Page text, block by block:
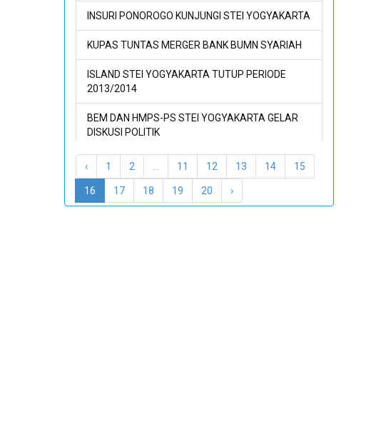
INSURI PONOROGO KUNJUNGI STEI YOGYAKARTA
KUPAS TUNTAS MERGER BANK BUMN SYARIAH
ISLAND STEI YOGYAKARTA TUTUP PERIODE
2013/2014
BEM DAN HMPS-PS STEI YOGYAKARTA GELAR
DISKUSI POLITIK
BEM DAN HMPS-PS STEI YOGYAKARTA GELAR
DISKUSI POLITIK
‹ 1 2 11 12 13 14 15
16 17 18 19 20 ›